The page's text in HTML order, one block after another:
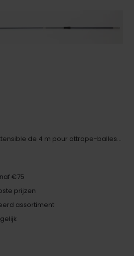
de 4 m pour attrape-balles...
€75
prijzen
assortiment